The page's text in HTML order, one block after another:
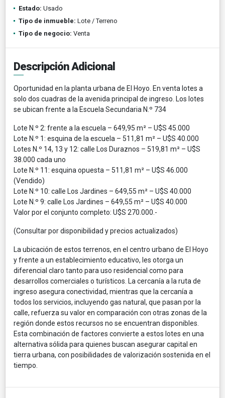
Estado: Usado
Tipo de inmueble: Lote / Terreno
Tipo de negocio: Venta
Descripción Adicional
Oportunidad en la planta urbana de El Hoyo. En venta lotes a
solo dos cuadras de la avenida principal de ingreso. Los lotes
se ubican frente a la Escuela Secundaria N.º 734
Lote N.º 2: frente a la escuela – 649,95 m² – U$S 45.000
Lote N.º 1: esquina de la escuela – 511,81 m² – U$S 40.000
Lotes N.º 14, 13 y 12: calle Los Duraznos – 519,81 m² – U$S
38.000 cada uno
Lote N.º 11: esquina opuesta – 511,81 m² – U$S 46.000
(Vendido)
Lote N.º 10: calle Los Jardines – 649,55 m² – U$S 40.000
Lote N.º 9: calle Los Jardines – 649,55 m² – U$S 40.000
Valor por el conjunto completo: U$S 270.000.-
(Consultar por disponibilidad y precios actualizados)
La ubicación de estos terrenos, en el centro urbano de El Hoyo
y frente a un establecimiento educativo, les otorga un
diferencial claro tanto para uso residencial como para
desarrollos comerciales o turísticos. La cercanía a la ruta de
ingreso asegura conectividad, mientras que la cercanía a
todos los servicios, incluyendo gas natural, que pasan por la
calle, refuerza su valor en comparación con otras zonas de la
región donde estos recursos no se encuentran disponibles.
Esta combinación de factores convierte a estos lotes en una
alternativa sólida para quienes buscan asegurar capital en
tierra urbana, con posibilidades de valorización sostenida en el
tiempo.